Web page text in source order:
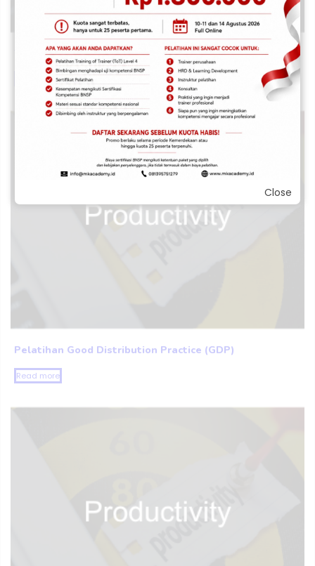
Total Productive Maintenance
Read more
Pelatihan Good Distribution Practice (GDP)
Read more
Close